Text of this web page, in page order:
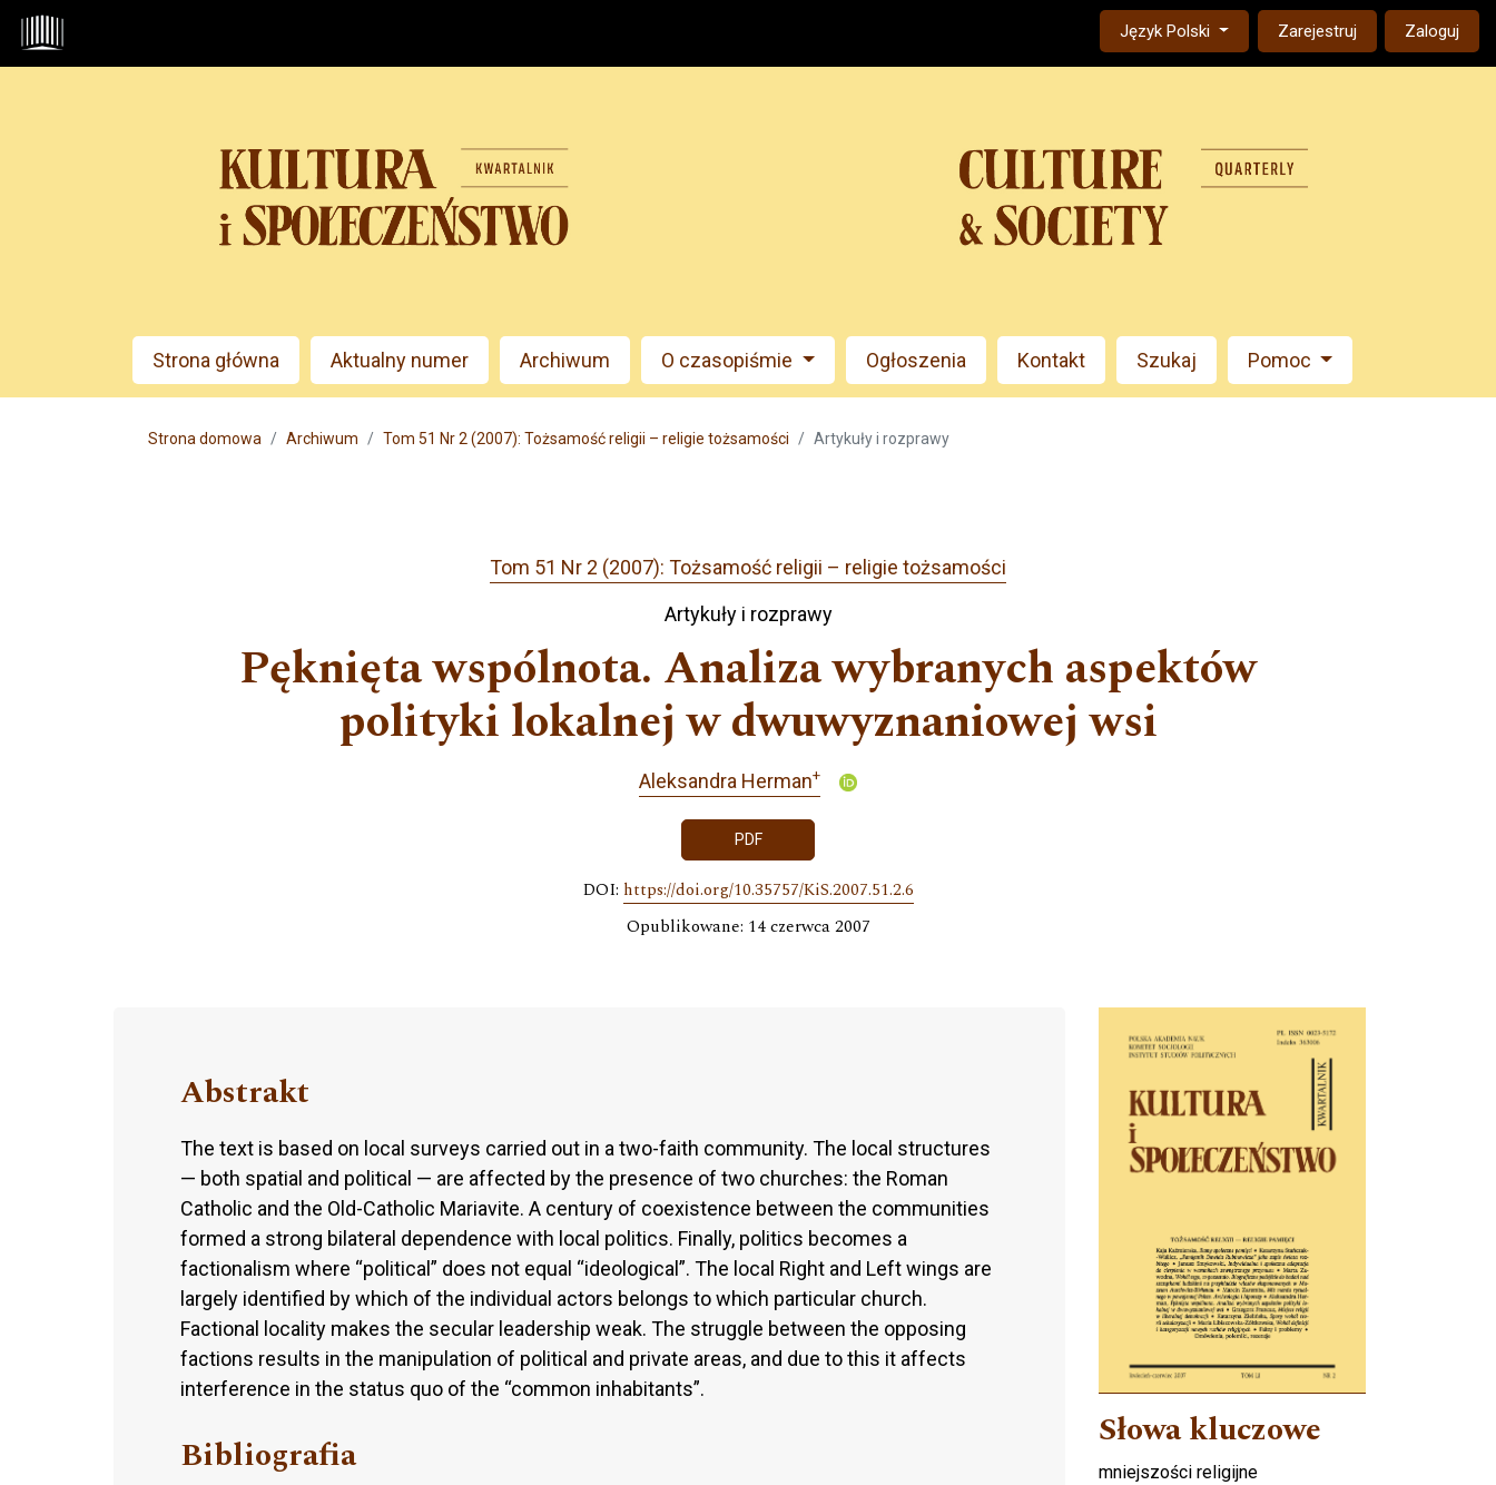
Przejdź do głównego menu
Przejdź do sekcji głównej
Przejdź do stopki
Change the language. The current language is:
Język Polski
Admin menu Zarejestruj Zaloguj
Main menu
Strona główna Aktualny numer Archiwum O czasopiśmie Ogłoszenia Kontakt Szukaj Pomoc
Strona domowa Archiwum Tom 51 Nr 2 (2007): Tożsamość religii – religie tożsamości Artykuły i rozprawy
Tom 51 Nr 2 (2007): Tożsamość religii – religie tożsamości
Artykuły i rozprawy
Pęknięta wspólnota. Analiza wybranych aspektów
polityki lokalnej w dwuwyznaniowej wsi
Aleksandra Herman+
PDF
DOI: https://doi.org/10.35757/KiS.2007.51.2.6
Opublikowane: 14 czerwca 2007
Abstrakt
The text is based on local surveys carried out in a two-faith community. The local structures
— both spatial and political — are affected by the presence of two churches: the Roman
Catholic and the Old-Catholic Mariavite. A century of coexistence between the communities
formed a strong bilateral dependence with local politics. Finally, politics becomes a
factionalism where “political” does not equal “ideological”. The local Right and Left wings are
largely identified by which of the individual actors belongs to which particular church.
Factional locality makes the secular leadership weak. The struggle between the opposing
factions results in the manipulation of political and private areas, and due to this it affects
interference in the status quo of the “common inhabitants”.
Bibliografia
Cover image
Słowa kluczowe
mniejszości religijne